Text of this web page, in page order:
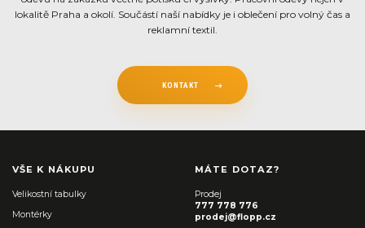
lokalitě Praha a okolí. Součástí naší nabídky je i oblečení pro volný čas a
reklamní textil.
KONTAKT
VŠE K NÁKUPU
Velikostní tabulky
Montérky
MÁTE DOTAZ?
Prodej
777 778 776
prodej@flopp.cz